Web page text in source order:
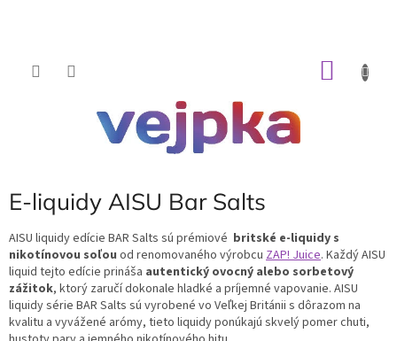
E-liquidy AISU Bar Salts
AISU liquidy edície BAR Salts sú prémiové britské e-liquidy s
nikotínovou soľou od renomovaného výrobcu ZAP! Juice. Každý AISU
liquid tejto edície prináša autentický ovocný alebo sorbetový
zážitok, ktorý zaručí dokonale hladké a príjemné vapovanie. AISU
liquidy série BAR Salts sú vyrobené vo Veľkej Británii s dôrazom na
kvalitu a vyvážené arómy, tieto liquidy ponúkajú skvelý pomer chuti,